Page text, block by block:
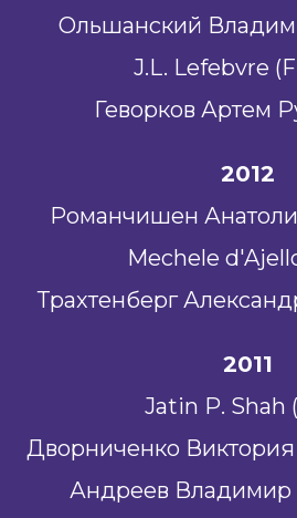
Ольшанский
J.L. Lefebvre
Геворков Артем
2012
Романчишен
Mechele
Трахтенберг
2011
Jatin Р. Shah
Дворниченко
Андреев Владимир